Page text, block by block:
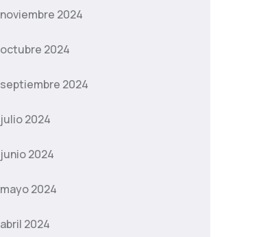
noviembre 2024
octubre 2024
septiembre 2024
julio 2024
junio 2024
mayo 2024
abril 2024